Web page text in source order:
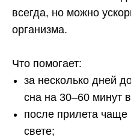
всегда, но можно
организма.
Что помогает:
за несколько дней
сна на 30–60 минут
после прилета
свете;